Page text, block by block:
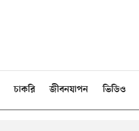
চাকরি জীবনযাপন ভিডিও